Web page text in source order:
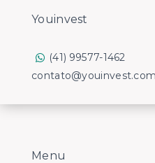
Menu
Youinvest
(41) 99577-1462